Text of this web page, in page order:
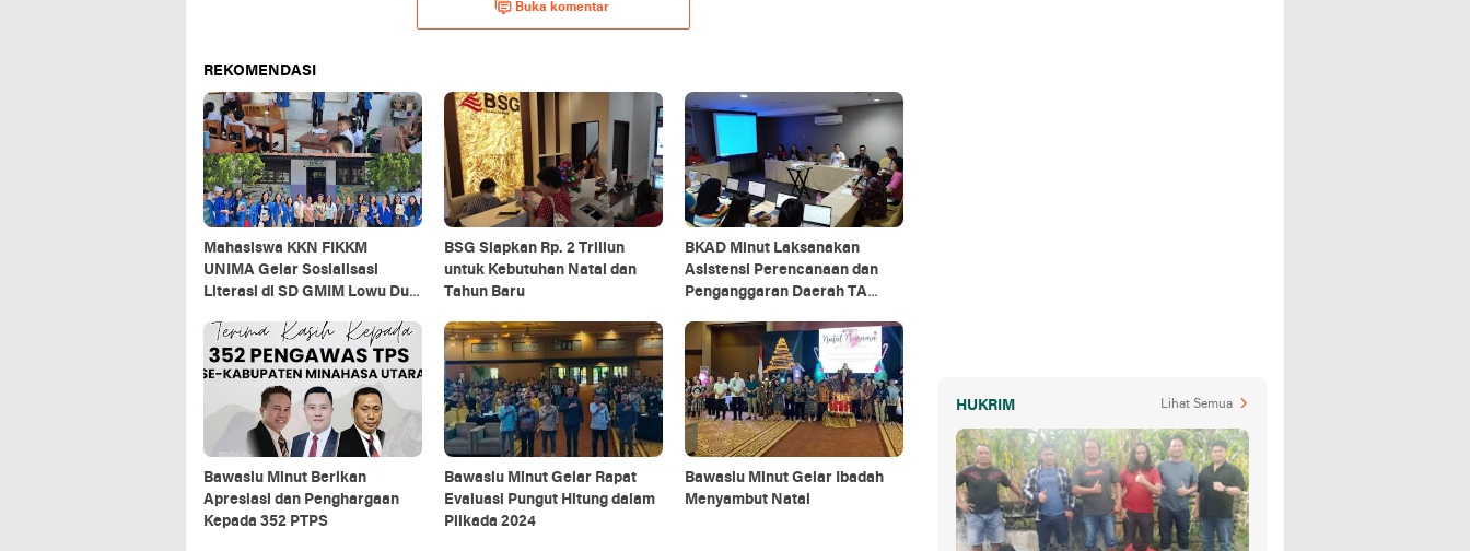
Buka komentar
REKOMENDASI
Mahasiswa KKN FIKKM
UNIMA Gelar Sosialisasi
Literasi di SD GMIM Lowu Dua
BSG Siapkan Rp. 2 Triliun
untuk Kebutuhan Natal dan
Tahun Baru
BKAD Minut Laksanakan
Asistensi Perencanaan dan
Penganggaran Daerah TA
Bawaslu Minut Berikan
Apresiasi dan Penghargaan
Kepada 352 PTPS
Bawaslu Minut Gelar Rapat
Evaluasi Pungut Hitung dalam
Pilkada 2024
Bawaslu Minut Gelar Ibadah
Menyambut Natal
HUKRIM Lihat Semua